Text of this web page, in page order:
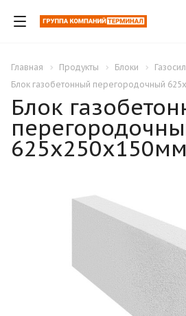
Главная Продукты Блоки
Блок газобетонный перегородочный
Блок
625х250х150мм